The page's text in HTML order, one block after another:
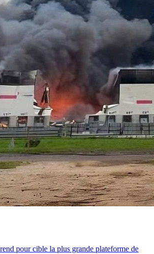
pour cible la plus grande plateforme de